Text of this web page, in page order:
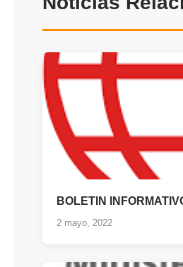
BOLETIN
2 mayo, 2022